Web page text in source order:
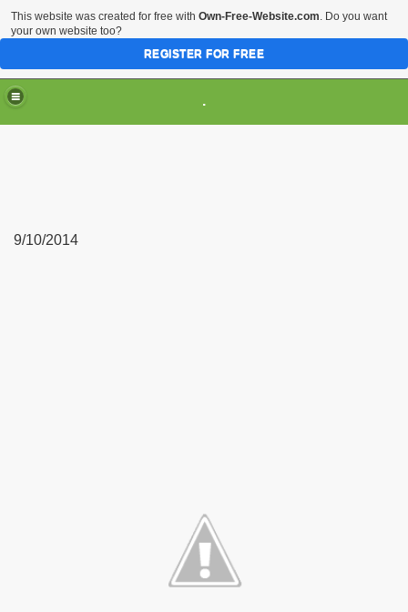
.
9/10/2014
This website was created for free with Own-Free-Website.com. Do you want
your own website too?
REGISTER FOR FREE